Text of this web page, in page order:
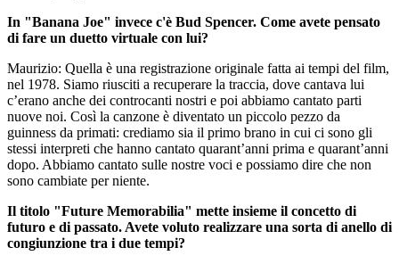
In "Banana Joe" invece c'è Bud Spencer. Come avete pensato
di fare un duetto virtuale con lui?
Maurizio: Quella è una registrazione originale fatta ai tempi del film,
nel 1978. Siamo riusciti a recuperare la traccia, dove cantava lui
c’erano anche dei controcanti nostri e poi abbiamo cantato parti
nuove noi. Così la canzone è diventato un piccolo pezzo da
guinness da primati: crediamo sia il primo brano in cui ci sono gli
stessi interpreti che hanno cantato quarant’anni prima e quarant’anni
dopo. Abbiamo cantato sulle nostre voci e possiamo dire che non
sono cambiate per niente.
Il titolo "Future Memorabilia" mette insieme il concetto di
futuro e di passato. Avete voluto realizzare una sorta di anello di
congiunzione tra i due tempi?